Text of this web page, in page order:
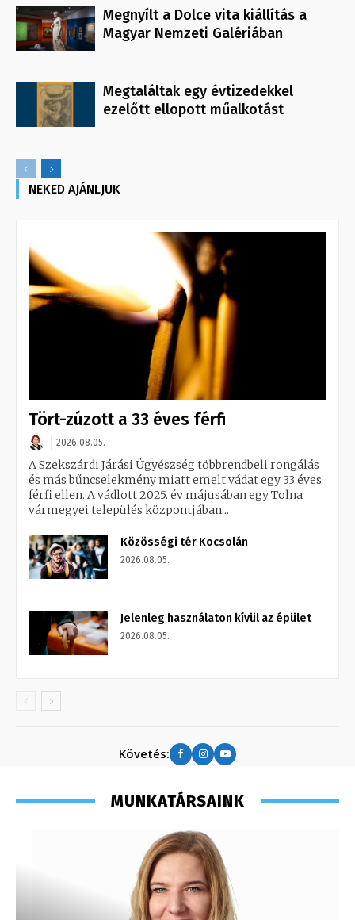
Megnyílt a Dolce vita kiállítás a
Magyar Nemzeti Galériában
Megtaláltak egy évtizedekkel
ezelőtt ellopott műalkotást
NEKED AJÁNLJUK
Tört-zúzott a 33 éves férfi
2026.08.05.
A Szekszárdi Járási Ügyészség többrendbeli rongálás
és más bűncselekmény miatt emelt vádat egy 33 éves
férfi ellen. A vádlott 2025. év májusában egy Tolna
vármegyei település központjában...
Közösségi tér Kocsolán
2026.08.05.
Jelenleg használaton kívül az épület
2026.08.05.
Követés:
MUNKATÁRSAINK